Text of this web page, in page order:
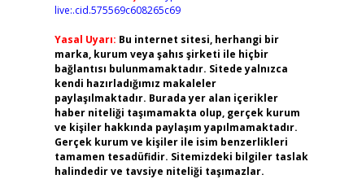
live:.cid.575569c608265c69
Yasal Uyarı: Bu internet sitesi, herhangi bir
marka, kurum veya şahıs şirketi ile hiçbir
bağlantısı bulunmamaktadır. Sitede yalnızca
kendi hazırladığımız makaleler
paylaşılmaktadır. Burada yer alan içerikler
haber niteliği taşımamakta olup, gerçek kurum
ve kişiler hakkında paylaşım yapılmamaktadır.
Gerçek kurum ve kişiler ile isim benzerlikleri
tamamen tesadüfidir. Sitemizdeki bilgiler taslak
halindedir ve tavsiye niteliği taşımazlar.